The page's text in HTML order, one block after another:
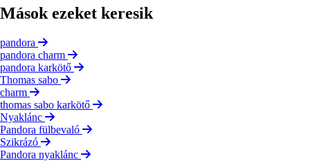
Mások ezeket keresik
pandora
pandora charm
pandora karkötő
Thomas sabo
charm
thomas sabo karkötő
Nyaklánc
Pandora fülbevaló
Szikrázó
Pandora nyaklánc